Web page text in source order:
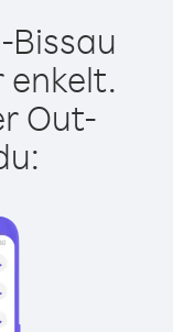
Bissau
enkelt.
Out-